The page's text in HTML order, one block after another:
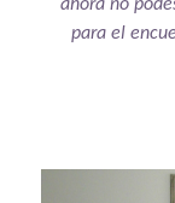
ahora no
para el